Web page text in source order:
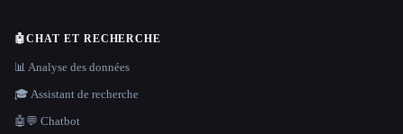
🤖CHAT ET RECHERCHE
📊 Analyse des données
🎓 Assistant de recherche
🤖💬 Chatbot